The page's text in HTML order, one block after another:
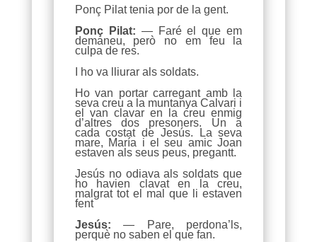
Ponç Pilat tenia por de la gent.
Ponç Pilat: — Faré el que em
demaneu, però no em feu la
culpa de res.
I ho va lliurar als soldats.
Ho van portar carregant amb la
seva creu a la muntanya Calvari i
el van clavar en la creu enmig
d’altres dos presoners. Un a
cada costat de Jesús. La seva
mare, María i el seu amic Joan
estaven als seus peus, pregantt.
Jesús no odiava als soldats que
ho havien clavat en la creu,
malgrat tot el mal que li estaven
fent
Jesús: — Pare, perdona’ls,
perquè no saben el que fan.